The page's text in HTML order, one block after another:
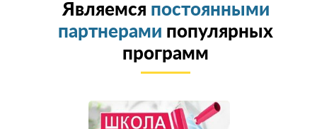
Являемся постоянными
партнерами популярных
программ